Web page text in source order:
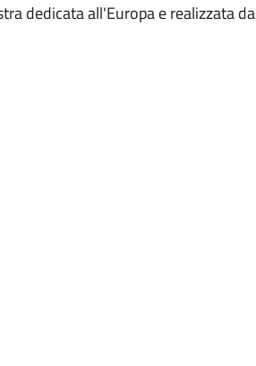
dedicata all'Europa e realizzata da